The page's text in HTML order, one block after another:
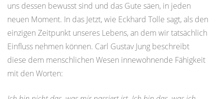
uns dessen bewusst sind und das Gute säen, in jeden
neuen Moment. In das Jetzt, wie Eckhard Tolle sagt, als den
einzigen Zeitpunkt unseres Lebens, an dem wir tatsächlich
Einfluss nehmen können. Carl Gustav Jung beschreibt
diese dem menschlichen Wesen innewohnende Fähigkeit
mit den Worten: